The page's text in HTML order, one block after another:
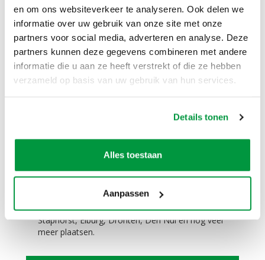
en om ons websiteverkeer te analyseren. Ook delen we
informatie over uw gebruik van onze site met onze
partners voor social media, adverteren en analyse. Deze
partners kunnen deze gegevens combineren met andere
informatie die u aan ze heeft verstrekt of die ze hebben
verzameld op basis van uw gebruik van hun services.
Details tonen
Alles toestaan
Aanpassen
Eenvoudig te vervoeren!
De pop past (zonder lucht) in elke auto. Zelfs in
een Smart is dit geen probleem.
Zelf ophalen / bezorgen:
huren en tegen een meerprijs te laten bezorgen.
Hattem, Hasselt, Dalfsen, Kampen, Wijhe,
Nieuwleusen, Dronten, Giethoorn, Wapenveld,
Oldebroek, Ommen, Meppel, Steenwijk, 't Harde,
Wezep, Olst, Genemuiden, Zwartewaterland,
Dedemsvaart, Heino, Raalte, Lemelerveld,
Vilsteren, Oudleusen, Zwartsluis, Epe, Rouveen,
Staphorst, Elburg, Dronten, Den Nul en nog veel
meer plaatsen.